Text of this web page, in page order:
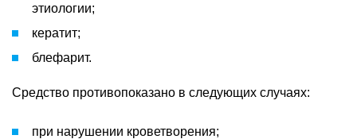
этиологии;
кератит;
блефарит.
Средство противопоказано в следующих случаях:
при нарушении кроветворения;